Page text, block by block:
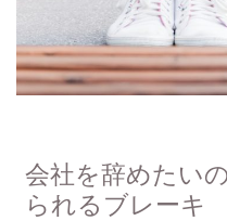
会社を辞めたい
られるブレーキ